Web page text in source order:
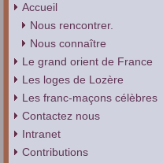
Accueil
Nous rencontrer.
Nous connaître
Le grand orient de France
Les loges de Lozère
Les franc-maçons célèbres
Contactez nous
Intranet
Contributions